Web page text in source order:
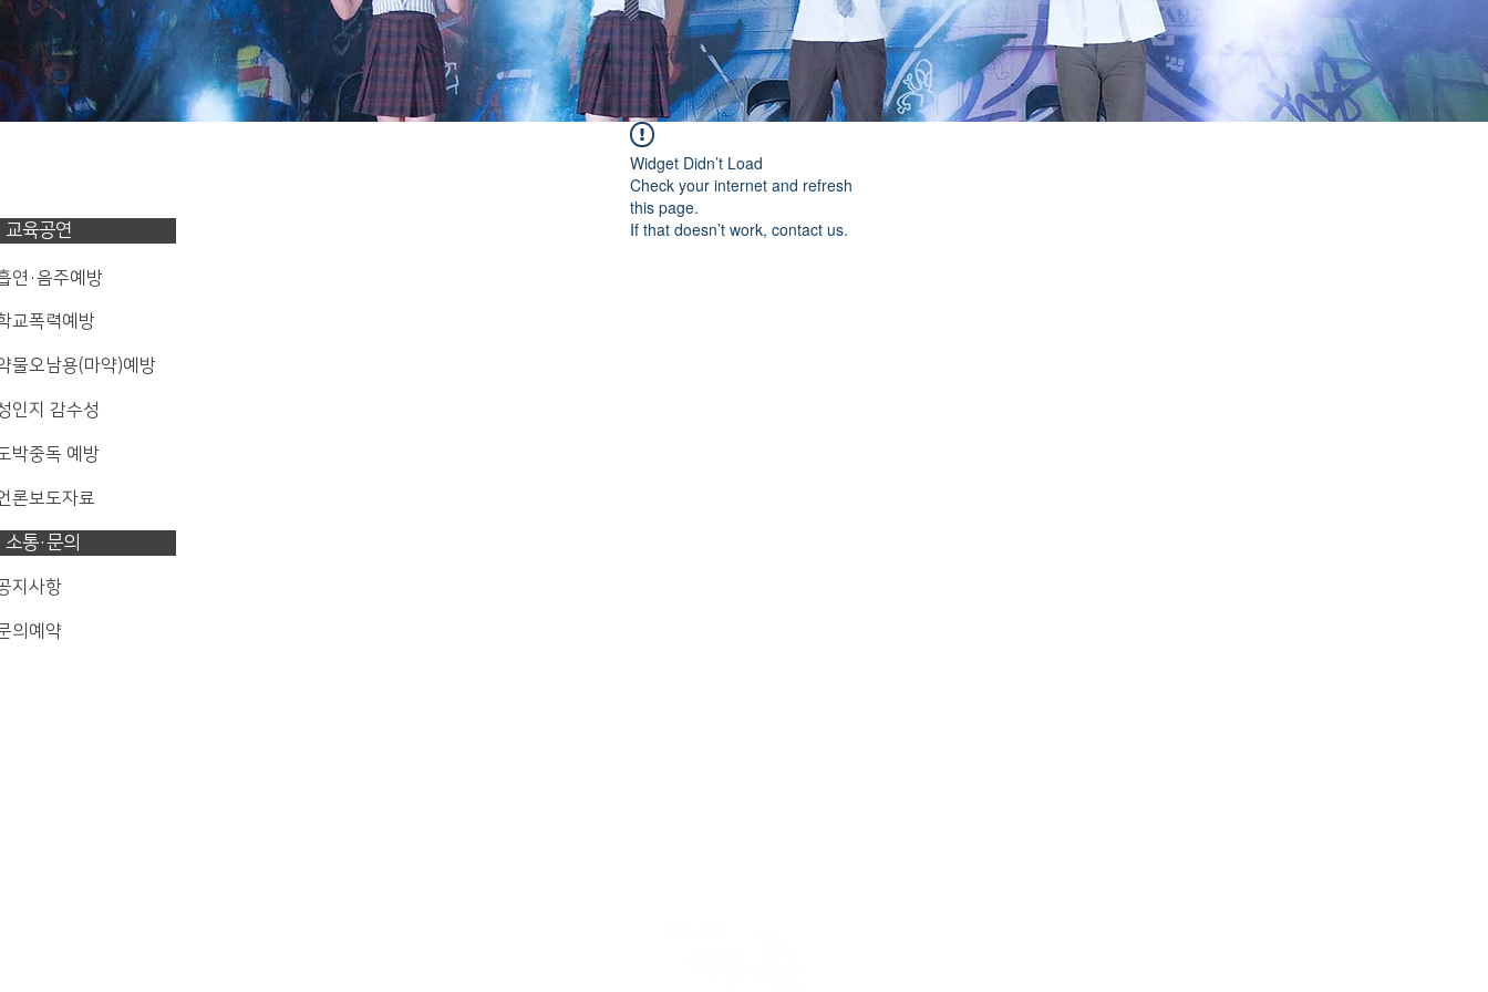
교육공연
연·음주예방
교폭력예방
물오남용(마약)예방
인지 감수성
박중독 예방
론보도자료
소통·문의
지사항
의예약
Widget Didn’t Load
Check your internet and refresh
this page.
If that doesn’t work, contact us.